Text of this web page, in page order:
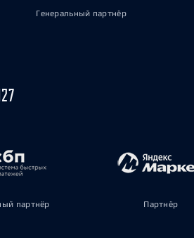
Генеральный партнёр
партнёр Партнёр